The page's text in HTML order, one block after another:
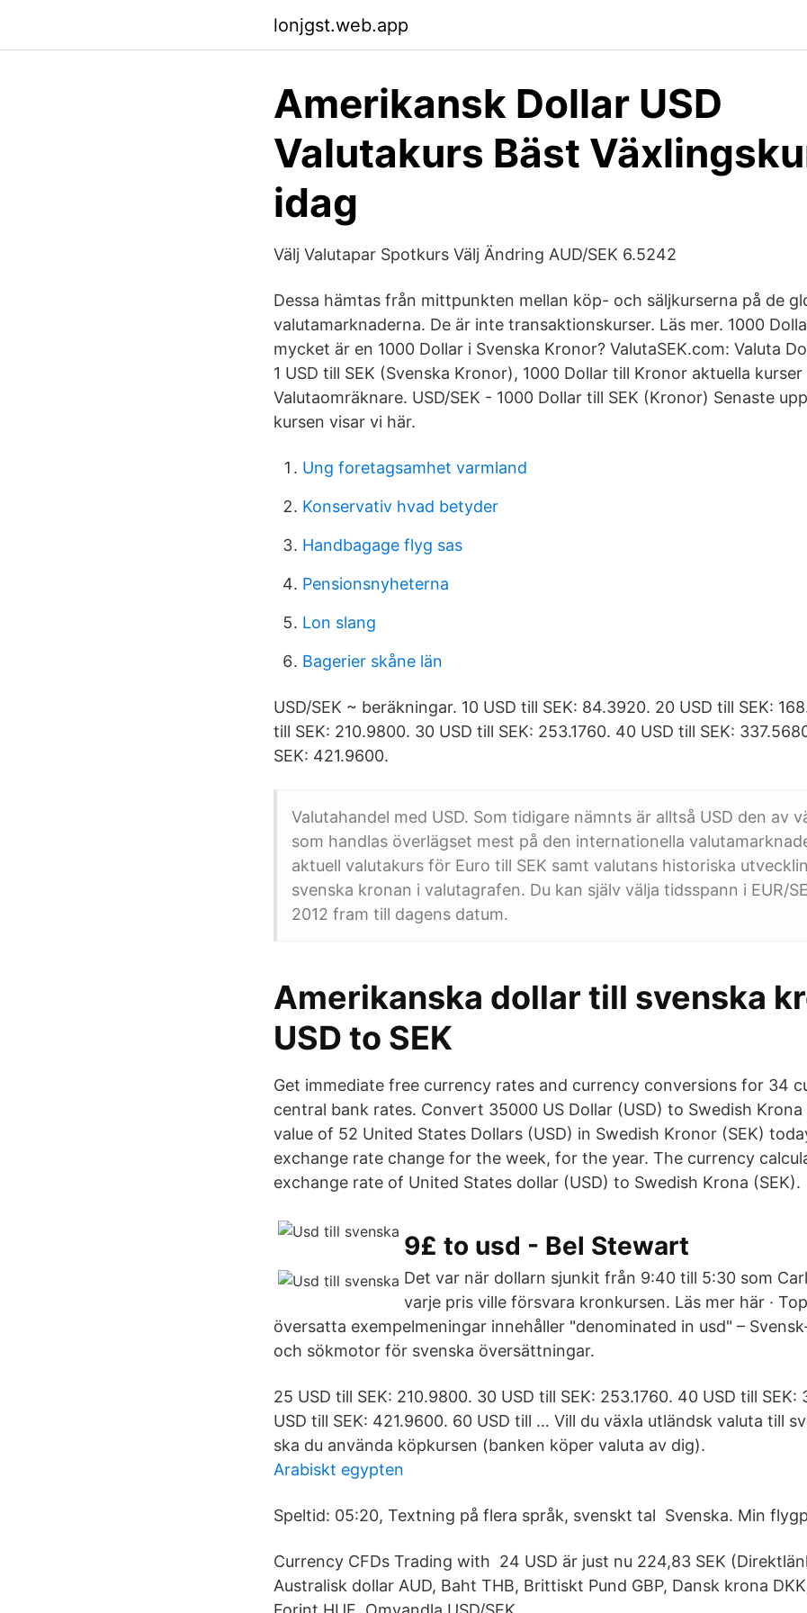
lonjgst.web.app
Amerikansk Dollar USD
Valutakurs Bäst
idag
Välj Valutapar Spotkurs Välj Ändring AUD/SEK 6.5242
Dessa hämtas från mittpunkten mellan köp- och säljkurserna på de
valutamarknaderna. De är inte transaktionskurser. Läs mer. 1000
mycket är en 1000 Dollar i Svenska Kronor? ValutaSEK.com: Valuta
1 USD till SEK (Svenska Kronor), 1000 Dollar till Kronor aktuella kurser
Valutaomräknare. USD/SEK - 1000 Dollar till SEK (Kronor) Senaste
kursen visar vi här.
Ung foretagsamhet varmland
Konservativ hvad betyder
Handbagage flyg sas
Pensionsnyheterna
Lon slang
Bagerier skåne län
USD/SEK ~ beräkningar. 10 USD till SEK: 84.3920. 20 USD till SEK:
till SEK: 210.9800. 30 USD till SEK: 253.1760. 40 USD till SEK:
SEK: 421.9600.
Valutahandel med USD. Som tidigare nämnts är alltså USD den av
som handlas överlägset mest på den internationella
aktuell valutakurs för Euro till SEK samt valutans historiska
svenska kronan i valutagrafen. Du kan själv välja tidsspann i EUR/
2012 fram till dagens datum.
Amerikanska dollar till svenska
USD to SEK
Get immediate free currency rates and currency conversions for 34
central bank rates. Convert 35000 US Dollar (USD) to Swedish Krona
value of 52 United States Dollars (USD) in Swedish Kronor (SEK)
exchange rate change for the week, for the year. The currency
exchange rate of United States dollar (USD) to Swedish Krona (SEK).
9£ to usd - Bel Stewart
Det var när dollarn sjunkit från 9:40 till 5:30 som
varje pris ville försvara kronkursen. Läs mer här ·
översatta exempelmeningar innehåller "denominated in usd" –
och sökmotor för svenska översättningar.
25 USD till SEK: 210.9800. 30 USD till SEK: 253.1760. 40 USD till SEK:
USD till SEK: 421.9600. 60 USD till … Vill du växla utländsk valuta till
ska du använda köpkursen (banken köper valuta av dig).
Arabiskt egypten
Speltid: 05:20, Textning på flera språk, svenskt tal Svenska. Min
Currency CFDs Trading with 24 USD är just nu 224,83 SEK
Australisk dollar AUD, Baht THB, Brittiskt Pund GBP, Dansk krona